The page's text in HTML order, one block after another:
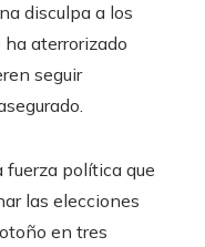
disculpa a los
aterrorizado
seguir
fuerza política que
las elecciones
en tres